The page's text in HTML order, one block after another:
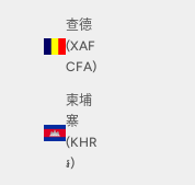
查德
(XAF
CFA)
柬埔
寨
(KHR
៛)